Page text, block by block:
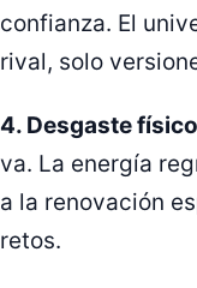
confianza. El
rival, solo
4. Desgaste
va. La energía
a la renovación
retos.